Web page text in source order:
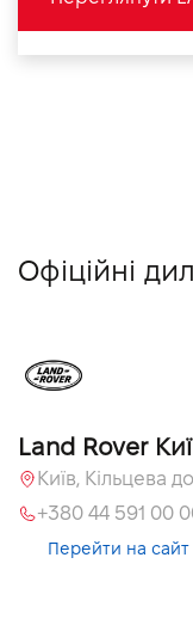
Офіційні
Land Rover
Київ, Кільцева
+380 44 591 00
Перейти на сайт